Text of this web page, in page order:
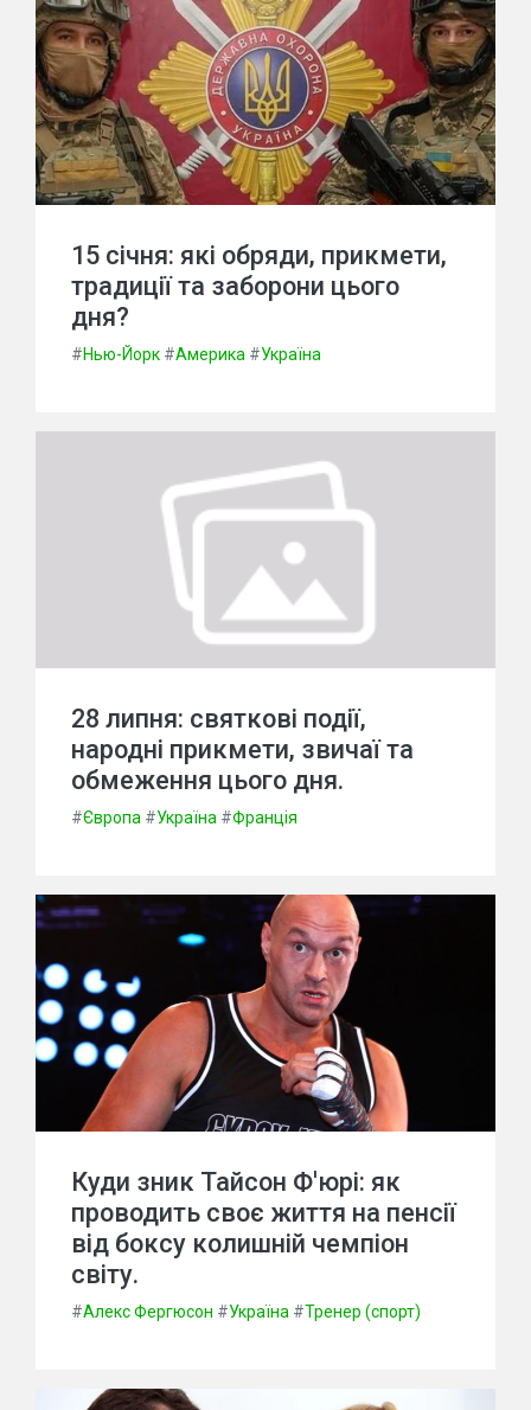
15 січня: які обряди, прикмети,
традиції та заборони цього
дня?
#Нью-Йорк #Америка #Україна
28 липня: святкові події,
народні прикмети, звичаї та
обмеження цього дня.
#Європа #Україна #Франція
Куди зник Тайсон Ф'юрі: як
проводить своє життя на пенсії
від боксу колишній чемпіон
світу.
#Алекс Фергюсон #Україна #Тренер (спорт)